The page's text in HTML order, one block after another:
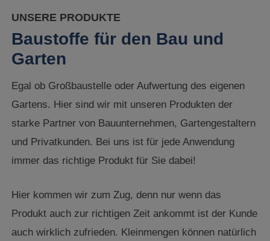
UNSERE PRODUKTE
Baustoffe für den Bau und
Garten
Egal ob Großbaustelle oder Aufwertung des eigenen
Gartens. Hier sind wir mit unseren Produkten der
starke Partner von Bauunternehmen, Gartengestaltern
und Privatkunden. Bei uns ist für jede Anwendung
immer das richtige Produkt für Sie dabei!
Hier kommen wir zum Zug, denn nur wenn das
Produkt auch zur richtigen Zeit ankommt ist der Kunde
auch wirklich zufrieden. Kleinmengen können natürlich